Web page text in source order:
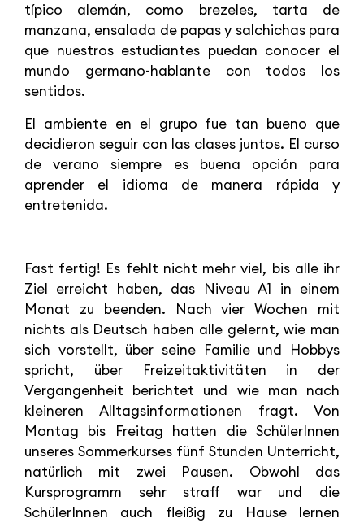
típico alemán, como brezeles, tarta de
manzana, ensalada de papas y salchichas para
que nuestros estudiantes puedan conocer el
mundo germano-hablante con todos los
sentidos.
El ambiente en el grupo fue tan bueno que
decidieron seguir con las clases juntos. El curso
de verano siempre es buena opción para
aprender el idioma de manera rápida y
entretenida.
Fast fertig! Es fehlt nicht mehr viel, bis alle ihr
Ziel erreicht haben, das Niveau A1 in einem
Monat zu beenden. Nach vier Wochen mit
nichts als Deutsch haben alle gelernt, wie man
sich vorstellt, über seine Familie und Hobbys
spricht, über Freizeitaktivitäten in der
Vergangenheit berichtet und wie man nach
kleineren Alltagsinformationen fragt. Von
Montag bis Freitag hatten die SchülerInnen
unseres Sommerkurses fünf Stunden Unterricht,
natürlich mit zwei Pausen. Obwohl das
Kursprogramm sehr straff war und die
SchülerInnen auch fleißig zu Hause lernen